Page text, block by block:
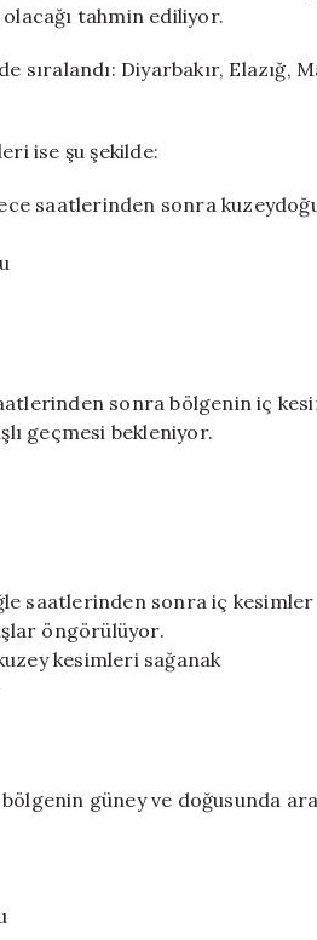
tahmin ediliyor.
sıralandı: Diyarbakır, Elazığ,
ise şu şekilde:
saatlerinden sonra
sonra bölgenin iç
geçmesi bekleniyor.
saatlerinden sonra iç
öngörülüyor.
kesimleri sağanak
güney ve doğusunda